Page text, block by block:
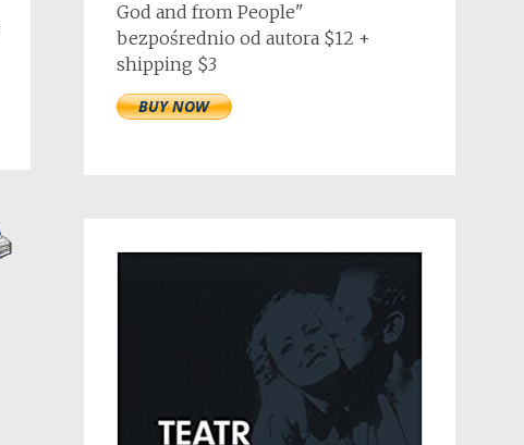
God and from People"
bezpośrednio od autora $12 +
shipping $3